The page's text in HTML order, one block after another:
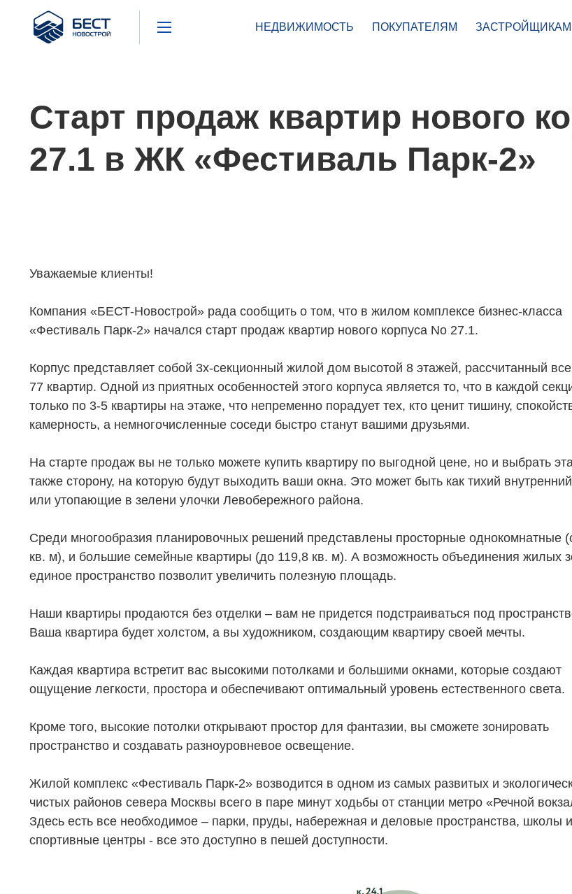
Бест
Новострой
НЕДВИЖИМОСТЬ ПОКУПАТЕЛЯМ ЗАСТРОЙЩИКАМ
НЕДВИЖИМОСТЬ
Коммерческая недвижимость
Элитная недвижимость
ПОКУПАТЕЛЯМ
Ипотека
Обмен квартир
Управление
Привлечение
Старт продаж квартир нового
27.1 в ЖК «Фестиваль Парк-2»
Уважаемые клиенты!
Компания «БЕСТ-Новострой» рада сообщить о том, что в жилом комплексе бизнес-класса
«Фестиваль Парк-2» начался старт продаж квартир нового корпуса No 27.1.
Корпус представляет собой 3х-секционный жилой дом высотой 8 этажей, рассчитанный
77 квартир. Одной из приятных особенностей этого корпуса является то, что в каждой
только по 3-5 квартиры на этаже, что непременно порадует тех, кто ценит тишину,
камерность, а немногочисленные соседи быстро станут вашими друзьями.
На старте продаж вы не только можете купить квартиру по выгодной цене, но и выбрать
также сторону, на которую будут выходить ваши окна. Это может быть как тихий
или утопающие в зелени улочки Левобережного района.
Среди многообразия планировочных решений представлены просторные однокомнатные
кв. м), и большие семейные квартиры (до 119,8 кв. м). А возможность объединения жилых
единое пространство позволит увеличить полезную площадь.
Наши квартиры продаются без отделки – вам не придется подстраиваться под
Ваша квартира будет холстом, а вы художником, создающим квартиру своей мечты.
Каждая квартира встретит вас высокими потолками и большими окнами, которые создают
ощущение легкости, простора и обеспечивают оптимальный уровень естественного света.
Кроме того, высокие потолки открывают простор для фантазии, вы сможете зонировать
пространство и создавать разноуровневое освещение.
Жилой комплекс «Фестиваль Парк-2» возводится в одном из самых развитых и
чистых районов севера Москвы всего в паре минут ходьбы от станции метро «Речной
Здесь есть все необходимое – парки, пруды, набережная и деловые пространства, школы и
спортивные центры - все это доступно в пешей доступности.